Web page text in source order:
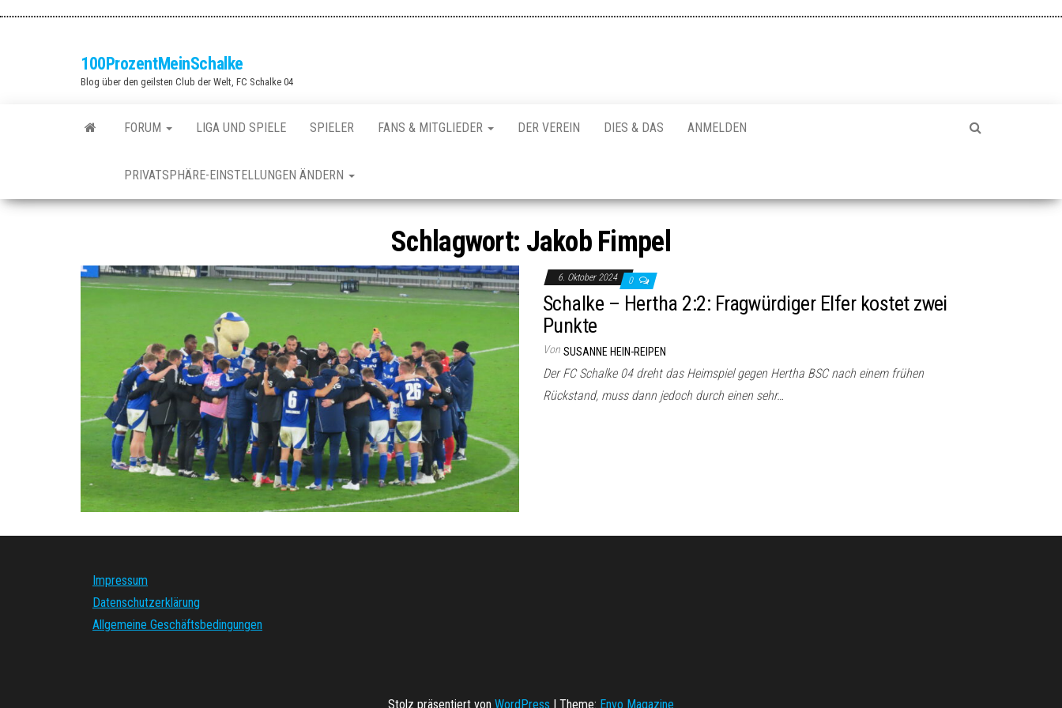
100ProzentMeinSchalke
Blog über den geilsten Club der Welt, FC Schalke 04
FORUM LIGA UND SPIELE SPIELER FANS & MITGLIEDER DER VEREIN DIES & DAS ANMELDEN
PRIVATSPHÄRE-EINSTELLUNGEN ÄNDERN
Schlagwort: Jakob Fimpel
6. Oktober 2024 0
Schalke – Hertha 2:2: Fragwürdiger Elfer kostet zwei
Punkte
Von SUSANNE HEIN-REIPEN
Der FC Schalke 04 dreht das Heimspiel gegen Hertha BSC nach einem frühen
Rückstand, muss dann jedoch durch einen sehr…
Impressum
Datenschutzerklärung
Allgemeine Geschäftsbedingungen
Stolz präsentiert von WordPress Theme: Envo Magazine